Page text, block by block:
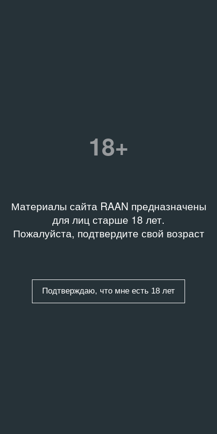
18+
Материалы сайта RAAN предназначены
для лиц старше 18 лет.
Пожалуйста, подтвердите свой возраст
Подтверждаю, что мне есть 18 лет